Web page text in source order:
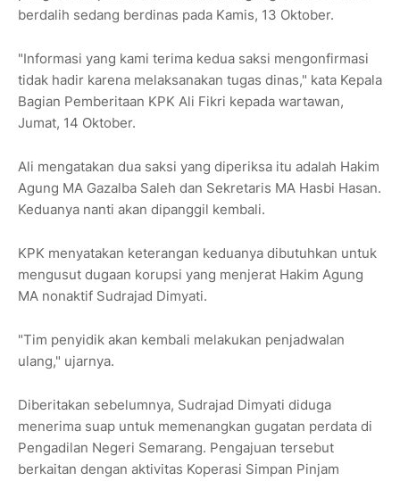
berdalih sedang berdinas pada Kamis, 13 Oktober.
"Informasi yang kami terima kedua saksi mengonfirmasi
tidak hadir karena melaksanakan tugas dinas," kata Kepala
Bagian Pemberitaan KPK Ali Fikri kepada wartawan,
Jumat, 14 Oktober.
Ali mengatakan dua saksi yang diperiksa itu adalah Hakim
Agung MA Gazalba Saleh dan Sekretaris MA Hasbi Hasan.
Keduanya nanti akan dipanggil kembali.
KPK menyatakan keterangan keduanya dibutuhkan untuk
mengusut dugaan korupsi yang menjerat Hakim Agung
MA nonaktif Sudrajad Dimyati.
"Tim penyidik akan kembali melakukan penjadwalan
ulang," ujarnya.
Diberitakan sebelumnya, Sudrajad Dimyati diduga
menerima suap untuk memenangkan gugatan perdata di
Pengadilan Negeri Semarang. Pengajuan tersebut
berkaitan dengan aktivitas Koperasi Simpan Pinjam